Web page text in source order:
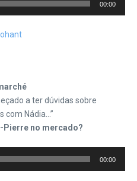
00:00
a ter dúvidas sobre
com Nádia…”
Pierre no mercado?
00:00